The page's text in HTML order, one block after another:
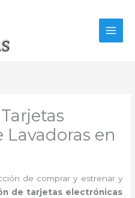
Lavadoras en
de comprar y estrenar y
de tarjetas electrónicas